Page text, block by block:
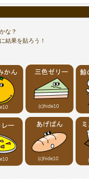
な？
結果を貼ろう！